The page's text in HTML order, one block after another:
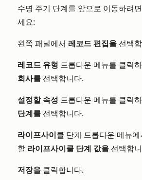
수명 주기 단계를 앞으로 이동하려
세요:
왼쪽 패널에서 레코드 편집을 선택
레코드 유형 드롭다운 메뉴를 클릭
회사를 선택합니다.
설정할 속성 드롭다운 메뉴를 클릭
단계를 선택합니다.
라이프사이클 단계 드롭다운 메뉴
할 라이프사이클 단계 값을 선택합
저장을 클릭합니다.